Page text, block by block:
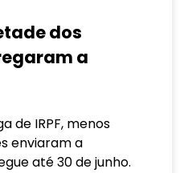
dos
a
de IRPF, menos
enviaram a
até 30 de junho.